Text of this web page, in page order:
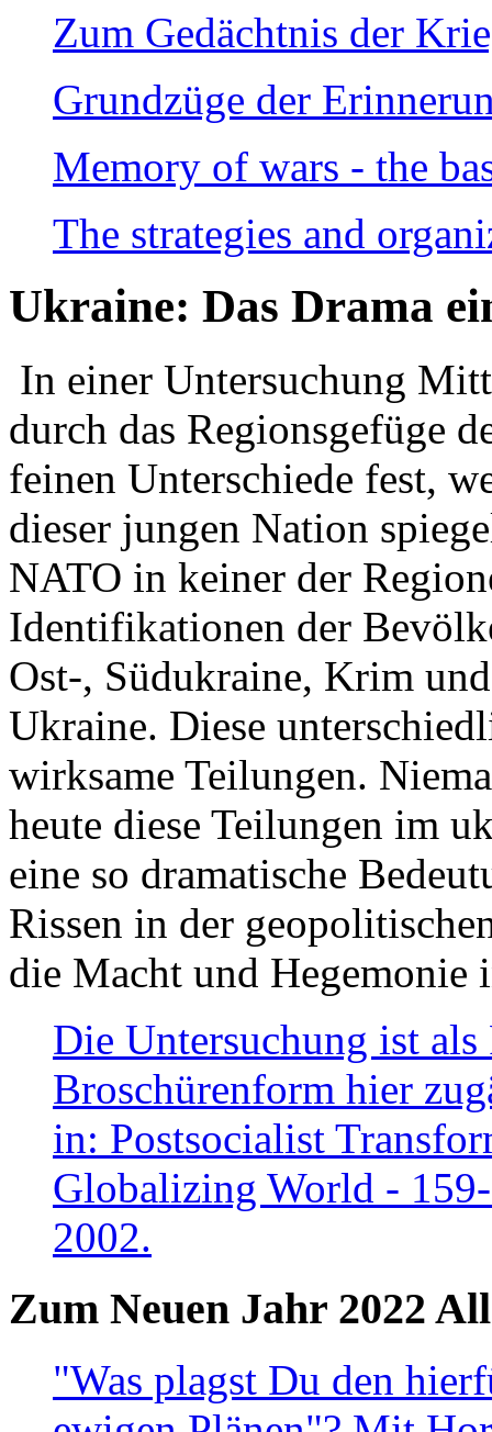
Zum Gedächtnis der
Grundzüge der
Memory of wars - the
The strategies and
Ukraine: Das Drama
In einer Untersuchung
durch das Regionsgefüge
feinen Unterschiede fest,
dieser jungen Nation
NATO in keiner der
Identifikationen der
Ost-, Südukraine, Krim
Ukraine. Diese
wirksame Teilungen.
heute diese Teilungen im
eine so dramatische
Rissen in der
die Macht und Hegemonie
Die Untersuchung ist
Broschürenform hier
in: Postsocialist
Globalizing World -
2002.
Zum Neuen Jahr 2022
"Was plagst Du den